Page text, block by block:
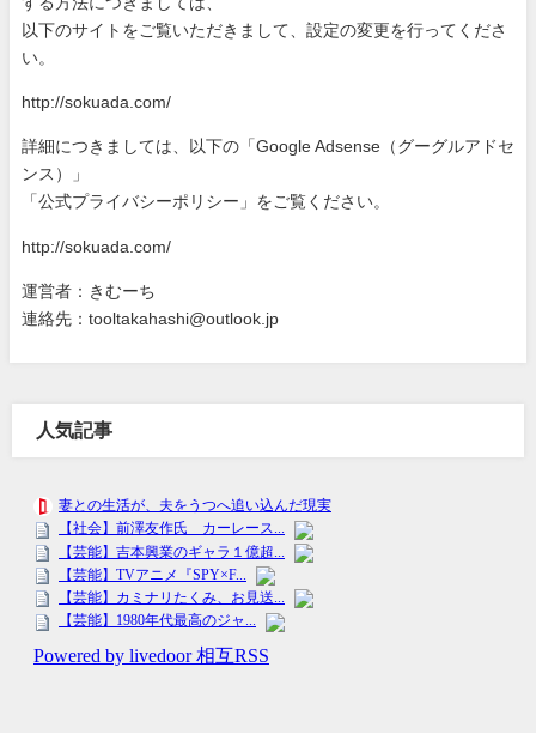
以下のサイトをご覧いただきまして、設定の変更を行ってくださ
い。
http://sokuada.com/
詳細につきましては、以下の「Google Adsense（グーグルアドセ
ンス）」
「公式プライバシーポリシー」をご覧ください。
http://sokuada.com/
運営者：きむーち
連絡先：tooltakahashi@outlook.jp
人気記事